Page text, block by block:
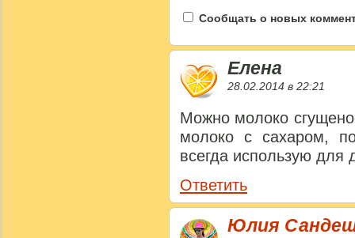
Сообщать о новых
Елена
28.02.2014 в 22:21
Можно молоко
молоко с сахаром,
всегда использую для
Ответить
Юлия